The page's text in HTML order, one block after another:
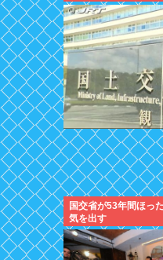
国交省が53年間ほっ
気を出す